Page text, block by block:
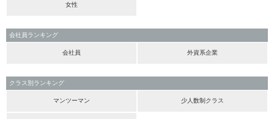
女性
会社員ランキング
会社員 外資系企業
クラス別ランキング
マンツーマン 少人数制クラス